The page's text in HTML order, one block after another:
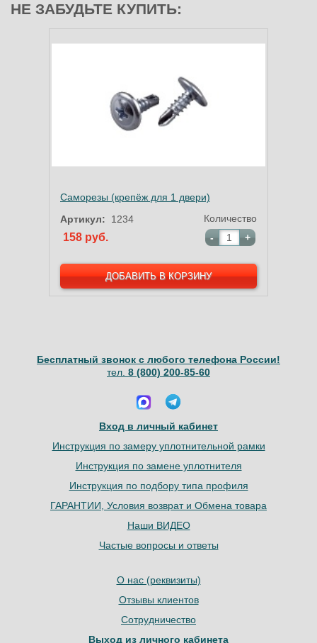
НЕ ЗАБУДЬТЕ КУПИТЬ:
Саморезы (крепёж для 1 двери)
Артикул:
1234
158 руб.
Количество
-
+
Бесплатный звонок с любого телефона России!
тел. 8 (800) 200-85-60
Вход в личный кабинет
Инструкция по замеру уплотнительной рамки
Инструкция по замене уплотнителя
Инструкция по подбору типа профиля
ГАРАНТИИ, Условия возврат и Обмена товара
Наши ВИДЕО
Частые вопросы и ответы
О нас (реквизиты)
Отзывы клиентов
Сотрудничество
Выход из личного кабинета